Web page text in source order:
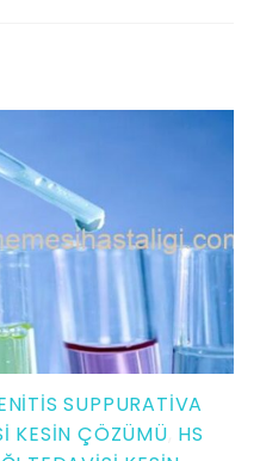
SUPPURATIVA
KESIN ÇÖZÜMÜ HS